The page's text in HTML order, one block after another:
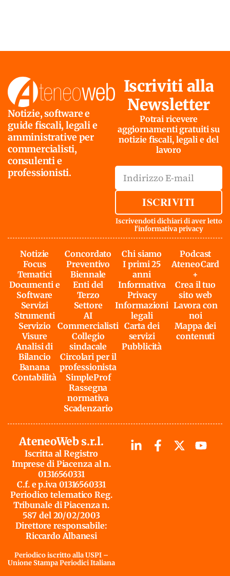
Notizie, software e
guide fiscali, legali e
amministrative per
commercialisti,
consulenti e
professionisti.
Iscriviti alla
Newsletter
Potrai ricevere
aggiornamenti gratuiti su
notizie fiscali, legali e del
lavoro
ISCRIVITI
Iscrivendoti dichiari di aver letto
l'informativa privacy
Notizie
Focus
Tematici
Documenti e
Software
Servizi
Strumenti
Servizio
Visure
Analisi di
Bilancio
Banana
Contabilità
Concordato
Preventivo
Biennale
Enti del
Terzo
Settore
AI
Commercialisti
Collegio
sindacale
Circolari per il
professionista
SimpleProf
Rassegna
normativa
Scadenzario
Chi siamo
I primi 25
anni
Informativa
Privacy
Informazioni
legali
Carta dei
servizi
Pubblicità
Podcast
AteneoCard
+
Crea il tuo
sito web
Lavora con
noi
Mappa dei
contenuti
AteneoWeb s.r.l.
Iscritta al Registro
Imprese di Piacenza al n.
01316560331
C.f. e p.iva 01316560331
Periodico telematico Reg.
Tribunale di Piacenza n.
587 del 20/02/2003
Direttore responsabile:
Riccardo Albanesi
Periodico iscritto alla USPI –
Unione Stampa Periodici Italiana